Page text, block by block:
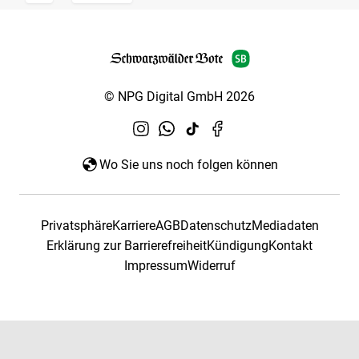
© NPG Digital GmbH 2026
Wo Sie uns noch folgen können
PrivatsphäreKarriereAGBDatenschutzMediadaten
Erklärung zur BarrierefreiheitKündigungKontakt
ImpressumWiderruf